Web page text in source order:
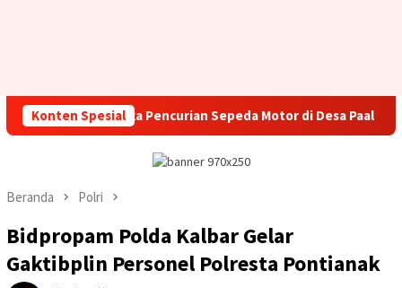
Konten Spesial
Tersangka Pencurian Sepeda Motor di Desa Paal
Beranda Polri
Bidpropam Polda Kalbar Gelar
Gaktibplin Personel Polresta Pontianak